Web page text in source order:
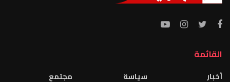
القائمة
أخبار
سياسة
مجتمع